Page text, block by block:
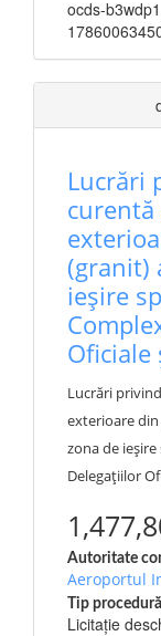
ocds-
Lucrări
(granit)
ieșire
Oficiale
Lucrări
exterioare
zona de
Delegațiilor
Autoritate
Aeroportul
Tip procedură
Licitație